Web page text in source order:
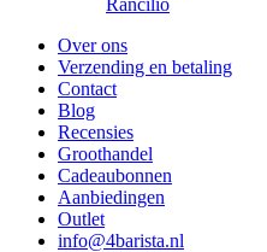
Rancilio
Over ons
Verzending en betaling
Contact
Blog
Recensies
Groothandel
Cadeaubonnen
Aanbiedingen
Outlet
info@4barista.nl